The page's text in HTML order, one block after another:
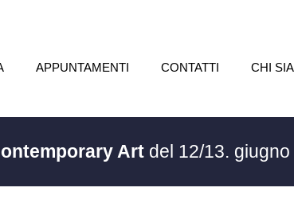
APPUNTAMENTI CONTATTI CHI
Art del 12/13.